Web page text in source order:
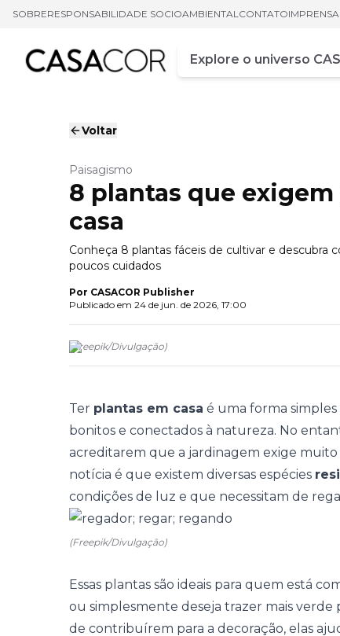
SOBRERESPONSABILIDADE SOCIOAMBIENTALCONTATOIMPRENSA
Campo de busca
Digite pelo menos três
Voltar
Paisagismo
8 plantas que
casa
Conheça 8 plantas fáceis de cultivar e descubra
poucos cuidados
Por CASACOR Publisher
Publicado em 24 de jun. de 2026, 17:00
(Freepik/Divulgação)
Ter plantas em casa é uma forma
bonitos e conectados à natureza. No
acreditarem que a jardinagem exige
notícia é que existem diversas espécies
condições de luz e que necessitam de
(Freepik/Divulgação)
Essas plantas são ideais para quem está
ou simplesmente deseja trazer mais verde
de contribuírem para a decoração, elas